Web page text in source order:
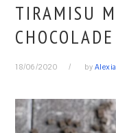
TIRAMISU
CHOCOLADE
18/06/2020 by Alexia